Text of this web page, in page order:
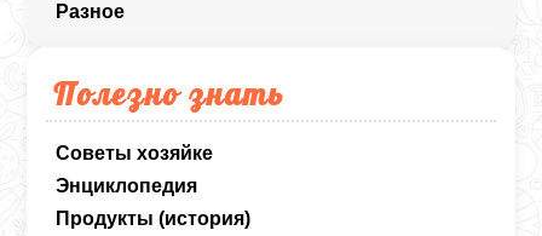
Разное
Полезно знать
Советы хозяйке
Энциклопедия
Продукты (история)